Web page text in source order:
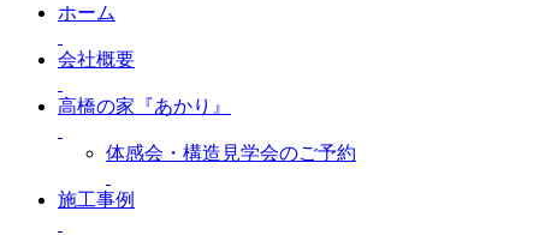
ホーム
会社概要
高橋の家『あかり』
体感会・構造見学会のご予約
施工事例